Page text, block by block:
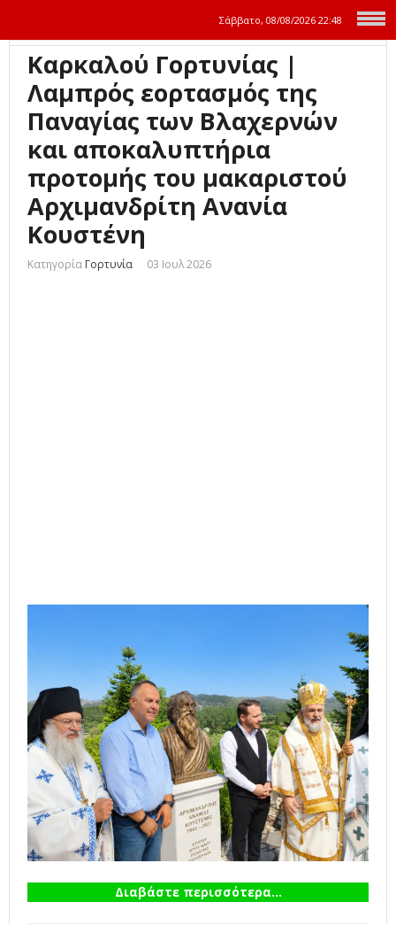
Σάββατο, 08/08/2026 22:48
Καρκαλού Γορτυνίας |
Λαμπρός εορτασμός της
Παναγίας των Βλαχερνών
και αποκαλυπτήρια
προτομής του μακαριστού
Αρχιμανδρίτη Ανανία
Κουστένη
Κατηγορία Γορτυνία 03 Ιουλ 2026
Διαβάστε περισσότερα...